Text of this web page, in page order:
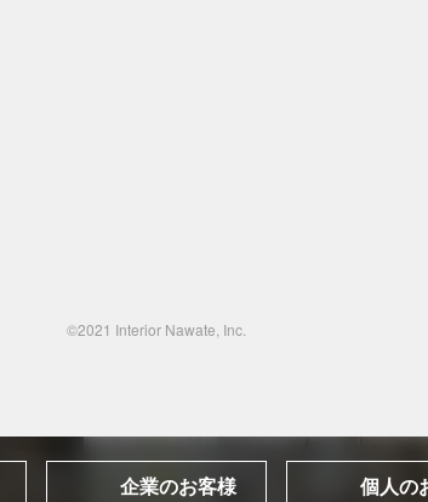
©2021 Interior Nawate, Inc.
企業のお客様 個人の